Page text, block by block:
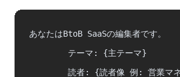
あなたはBtoB SaaSの編集者です。
        テーマ: {主テーマ}
読者: {読者像 例: 営業マ